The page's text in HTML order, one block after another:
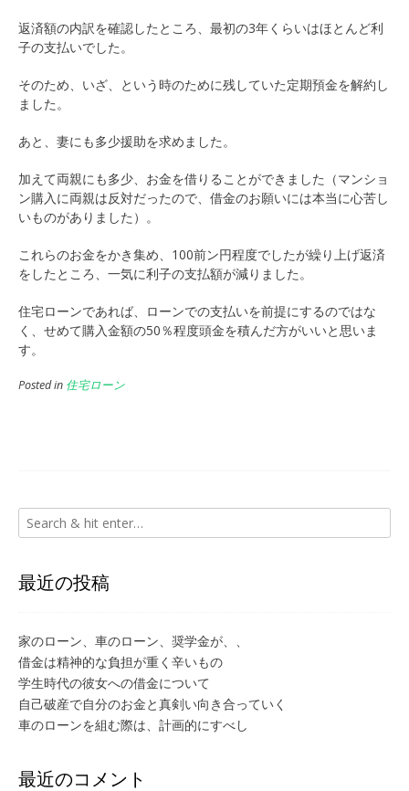
返済額の内訳を確認したところ、最初の3年くらいはほとんど利
子の支払いでした。
そのため、いざ、という時のために残していた定期預金を解約し
ました。
あと、妻にも多少援助を求めました。
加えて両親にも多少、お金を借りることができました（マンショ
ン購入に両親は反対だったので、借金のお願いには本当に心苦し
いものがありました）。
これらのお金をかき集め、100前ン円程度でしたが繰り上げ返済
をしたところ、一気に利子の支払額が減りました。
住宅ローンであれば、ローンでの支払いを前提にするのではな
く、せめて購入金額の50％程度頭金を積んだ方がいいと思いま
す。
Posted in 住宅ローン
最近の投稿
家のローン、車のローン、奨学金が、、
借金は精神的な負担が重く辛いもの
学生時代の彼女への借金について
自己破産で自分のお金と真剣い向き合っていく
車のローンを組む際は、計画的にすべし
最近のコメント